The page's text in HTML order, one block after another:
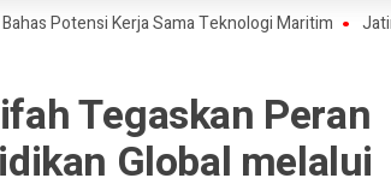
Kerja Sama Teknologi Maritim Jatim
Tegaskan Peran
Global melalui